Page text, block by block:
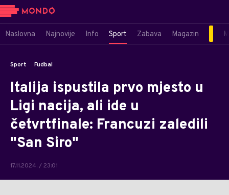
Naslovna Najnovije Info Sport Zabava Magazin
Sport Fudbal
Italija ispustila prvo mjesto u
Ligi nacija, ali ide u
četvrtfinale: Francuzi zaledili
"San Siro"
17.11.2024. / 23:01